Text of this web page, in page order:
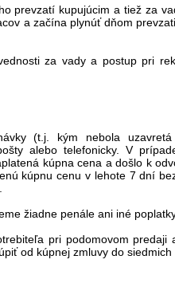
prevzatí kupujúcim a tiež za
a začína plynúť dňom
za vady a postup pri
(t.j. kým nebola
alebo telefonicky. V
kúpna cena a došlo k
kúpnu cenu v lehote 7 dní
žiadne penále ani iné
pri podomovom predaji
od kúpnej zmluvy do